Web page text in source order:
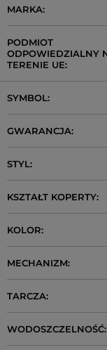
MARKA
PODMIOT
ODPOWIEDZIALNY
TERENIE UE
SYMBOL
GWARANCJA
STYL
KSZTAŁT KOPERTY
KOLOR
MECHANIZM
TARCZA
WODOSZCZELNOŚĆ